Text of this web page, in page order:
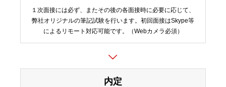
１次面接には必ず、またその後の各面接時に必要に応じて、
弊社オリジナルの筆記試験を行います。初回面接はSkype等
によるリモート対応可能です。（Webカメラ必須）
内定